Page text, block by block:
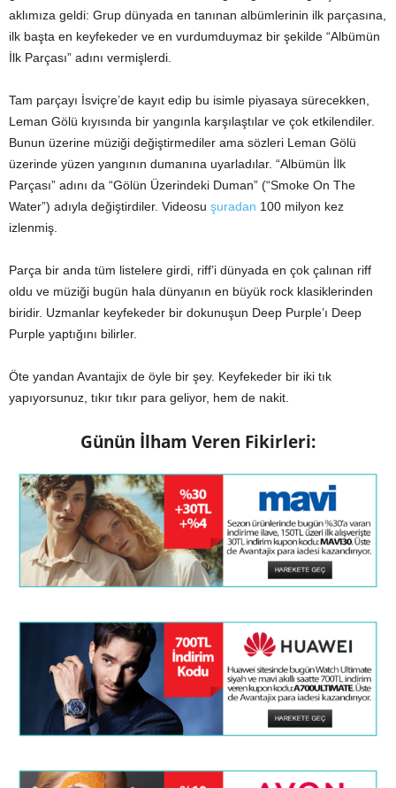
aklımıza geldi: Grup dünyada en tanınan albümlerinin ilk parçasına,
ilk başta en keyfekeder ve en vurdumduymaz bir şekilde “Albümün
İlk Parçası” adını vermişlerdi.
Tam parçayı İsviçre’de kayıt edip bu isimle piyasaya sürecekken,
Leman Gölü kıyısında bir yangınla karşılaştılar ve çok etkilendiler.
Bunun üzerine müziği değiştirmediler ama sözleri Leman Gölü
üzerinde yüzen yangının dumanına uyarladılar. “Albümün İlk
Parçası” adını da “Gölün Üzerindeki Duman” (“Smoke On The
Water”) adıyla değiştirdiler. Videosu şuradan 100 milyon kez
izlenmiş.
Parça bir anda tüm listelere girdi, riff’i dünyada en çok çalınan riff
oldu ve müziği bugün hala dünyanın en büyük rock klasiklerinden
biridir. Uzmanlar keyfekeder bir dokunuşun Deep Purple’ı Deep
Purple yaptığını bilirler.
Öte yandan Avantajix de öyle bir şey. Keyfekeder bir iki tık
yapıyorsunuz, tıkır tıkır para geliyor, hem de nakit.
Günün İlham Veren Fikirleri: